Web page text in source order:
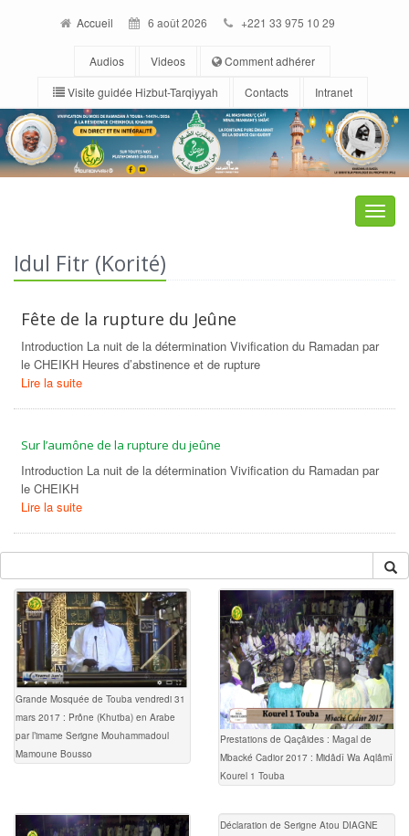
Accueil 6 août 2026 +221 33 975 10 29
Audios Videos
Comment adhérer
Visite guidée Hizbut-Tarqiyyah
Contacts Intranet
Toggle
Idul Fitr (Korité)
Fête de la rupture du Jeûne
Introduction La nuit de la détermination Vivification du Ramadan par
le CHEIKH Heures d’abstinence et de rupture
Lire la suite
Sur l’aumône de la rupture du jeûne
Introduction La nuit de la détermination Vivification du Ramadan par
le CHEIKH
Lire la suite
Grande Mosquée de Touba vendredi 31
mars 2017 : Prône (Khutba) en Arabe
par l’imame Serigne Mouhammadoul
Mamoune Bousso
Prestations de Qaçâides : Magal de
Mbacké Cadior 2017 : Midâdî Wa Aqlâmî
Kourel 1 Touba
Déclaration de Serigne Atou DIAGNE